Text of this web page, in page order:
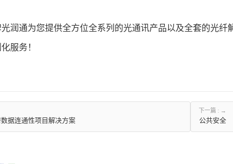
润通为您提供全方位全系列的光通讯产品以及全套的光
服务！
据连通性项目解决方案
下一篇 :
公共安全